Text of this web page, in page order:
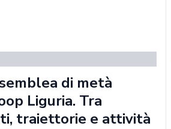
di metà
Liguria. Tra
traiettorie e attività